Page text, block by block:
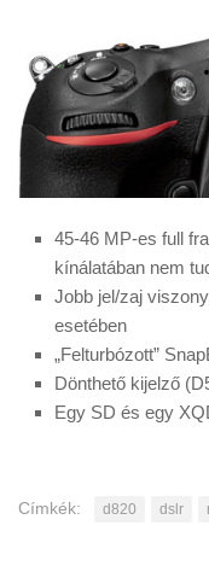
45-46 MP-es full
kínálatában nem
Jobb jel/zaj
esetében
„Felturbózott”
Dönthető kijelző
Egy SD és egy
Címkék: d820 dslr